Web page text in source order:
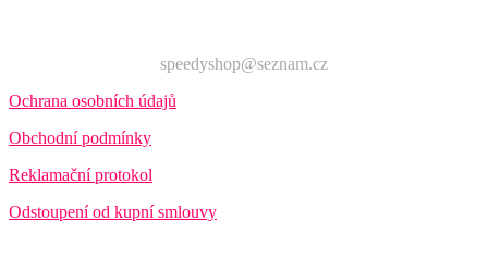
speedyshop@seznam.cz
Ochrana osobních údajů
Obchodní podmínky
Reklamační protokol
Odstoupení od kupní smlouvy